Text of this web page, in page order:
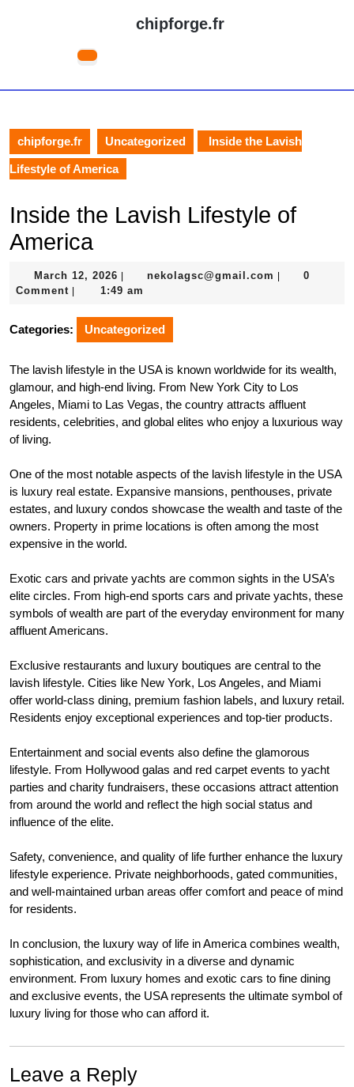
chipforge.fr
Open
chipforge.fr Uncategorized Inside the Lavish
Lifestyle of America
Inside the Lavish Lifestyle of
America
March 12, 2026 March
12,
nekolagsc@gmail.com
0
Comment
1:49 am
Categories: Uncategorized
The lavish lifestyle in the USA is known worldwide for its wealth,
glamour, and high-end living. From New York City to Los
Angeles, Miami to Las Vegas, the country attracts affluent
residents, celebrities, and global elites who enjoy a luxurious way
of living.
One of the most notable aspects of the lavish lifestyle in the USA
is luxury real estate. Expansive mansions, penthouses, private
estates, and luxury condos showcase the wealth and taste of the
owners. Property in prime locations is often among the most
expensive in the world.
Exotic cars and private yachts are common sights in the USA’s
elite circles. From high-end sports cars and private yachts, these
symbols of wealth are part of the everyday environment for many
affluent Americans.
Exclusive restaurants and luxury boutiques are central to the
lavish lifestyle. Cities like New York, Los Angeles, and Miami
offer world-class dining, premium fashion labels, and luxury retail.
Residents enjoy exceptional experiences and top-tier products.
Entertainment and social events also define the glamorous
lifestyle. From Hollywood galas and red carpet events to yacht
parties and charity fundraisers, these occasions attract attention
from around the world and reflect the high social status and
influence of the elite.
Safety, convenience, and quality of life further enhance the luxury
lifestyle experience. Private neighborhoods, gated communities,
and well-maintained urban areas offer comfort and peace of mind
for residents.
In conclusion, the luxury way of life in America combines wealth,
sophistication, and exclusivity in a diverse and dynamic
environment. From luxury homes and exotic cars to fine dining
and exclusive events, the USA represents the ultimate symbol of
luxury living for those who can afford it.
Leave a Reply